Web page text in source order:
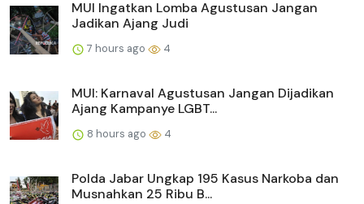
MUI Ingatkan Lomba Agustusan Jangan
Jadikan Ajang Judi
7 hours ago 4
MUI: Karnaval Agustusan Jangan Dijadikan
Ajang Kampanye LGBT...
8 hours ago 4
Polda Jabar Ungkap 195 Kasus Narkoba dan
Musnahkan 25 Ribu B...